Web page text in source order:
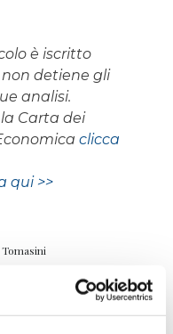
è iscritto
non detiene gli
analisi.
Carta dei
clicca
qui >>